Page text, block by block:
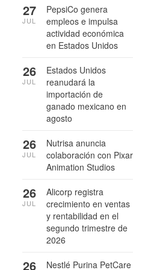
PepsiCo genera
empleos e impulsa
actividad económica
en Estados Unidos
27
JUL
Estados Unidos
reanudará la
importación de
ganado mexicano en
agosto
26
JUL
Nutrisa anuncia
colaboración con Pixar
Animation Studios
26
JUL
Alicorp registra
crecimiento en ventas
y rentabilidad en el
segundo trimestre de
2026
26
JUL
Nestlé Purina PetCare
26